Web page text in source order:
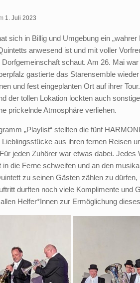
1. Juli 2023
sich in Billig und Umgebung ein
anwesend ist und mit voller
Dorfgemeinschaft schaut. Am 26. Mai
gastierte das Starensemble
und fest eingeplanten Ort auf ihrer
der tollen Lokation lockten auch
prickelnde Atmosphäre verliehen.
„Playlist“ stellten die fünf
Lieblingsstücke aus ihren fernen Reisen
jeden Zuhörer war etwas dabei.
in die Ferne schweifen und an den
zu seinen Gästen zählen zu
durften noch viele Komplimente und
Helfer*Innen zur Ermöglichung